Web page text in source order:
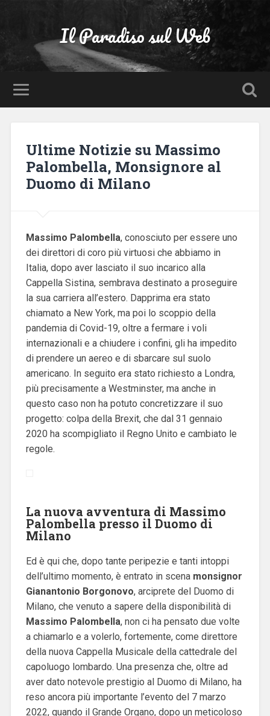
Il Paradiso sul Web
Ultime Notizie su Massimo
Palombella, Monsignore al
Duomo di Milano
Massimo Palombella, conosciuto per essere uno
dei direttori di coro più virtuosi che abbiamo in
Italia, dopo aver lasciato il suo incarico alla
Cappella Sistina, sembrava destinato a proseguire
la sua carriera all’estero. Dapprima era stato
chiamato a New York, ma poi lo scoppio della
pandemia di Covid-19, oltre a fermare i voli
internazionali e a chiudere i confini, gli ha impedito
di prendere un aereo e di sbarcare sul suolo
americano. In seguito era stato richiesto a Londra,
più precisamente a Westminster, ma anche in
questo caso non ha potuto concretizzare il suo
progetto: colpa della Brexit, che dal 31 gennaio
2020 ha scompigliato il Regno Unito e cambiato le
regole.
La nuova avventura di Massimo
Palombella presso il Duomo di
Milano
Ed è qui che, dopo tante peripezie e tanti intoppi
dell’ultimo momento, è entrato in scena monsignor
Gianantonio Borgonovo, arciprete del Duomo di
Milano, che venuto a sapere della disponibilità di
Massimo Palombella, non ci ha pensato due volte
a chiamarlo e a volerlo, fortemente, come direttore
della nuova Cappella Musicale della cattedrale del
capoluogo lombardo. Una presenza che, oltre ad
aver dato notevole prestigio al Duomo di Milano, ha
reso ancora più importante l’evento del 7 marzo
2022, quando il Grande Organo, dopo un meticoloso